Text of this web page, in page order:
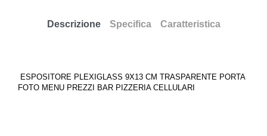
Descrizione Specifica Caratteristica
ESPOSITORE PLEXIGLASS 9X13 CM TRASPARENTE PORTA
FOTO MENU PREZZI BAR PIZZERIA CELLULARI